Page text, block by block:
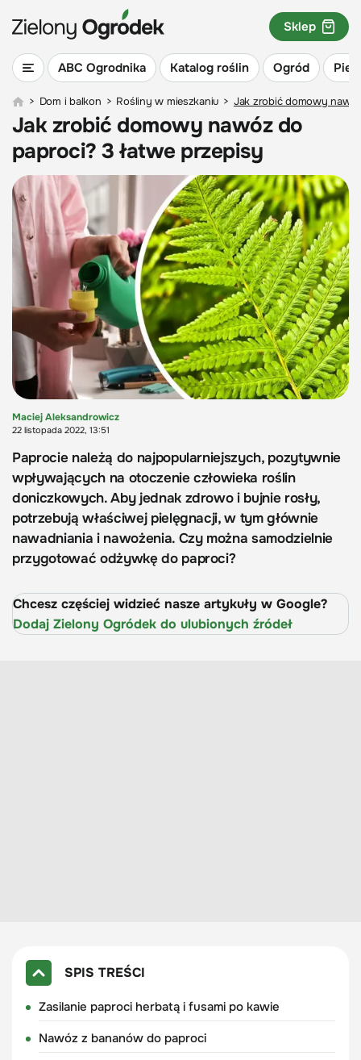
ABC Ogrodnika Katalog roślin Ogród
Sklep
> Dom i balkon > Rośliny w mieszkaniu > Jak zrobić domowy
Jak zrobić domowy nawóz do
paproci? 3 łatwe przepisy
Maciej Aleksandrowicz
22 listopada 2022, 13:51
Paprocie należą do najpopularniejszych, pozytywnie
wpływających na otoczenie człowieka roślin
doniczkowych. Aby jednak zdrowo i bujnie rosły,
potrzebują właściwej pielęgnacji, w tym głównie
nawadniania i nawożenia. Czy można samodzielnie
przygotować odżywkę do paproci?
Chcesz częściej widzieć nasze artykuły w Google?
Dodaj Zielony Ogródek do ulubionych źródeł
SPIS TREŚCI
Zasilanie paproci herbatą i fusami po kawie
Nawóz z bananów do paproci